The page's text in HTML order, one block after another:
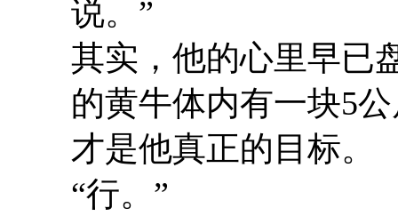
说。”
其实，他的心里早已
的黄牛体内有一块5
才是他真正的目标。
“行。”